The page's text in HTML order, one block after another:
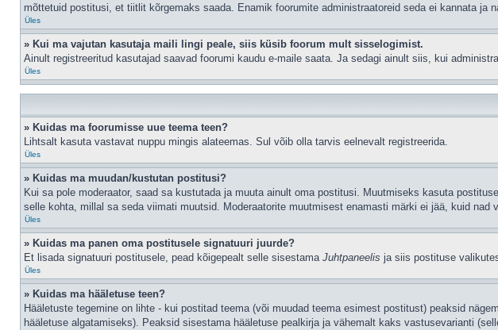
mõttetuid postitusi, et tiitlit kõrgemaks saada. Enamik foorumite administraatoreid seda ei kannata ja
Üles
» Kui ma vajutan kasutaja maili lingi peale, siis küsib foorum mult sisselogimist.
Ainult registreeritud kasutajad saavad foorumi kaudu e-maile saata. Ja sedagi ainult siis, kui
Üles
» Kuidas ma foorumisse uue teema teen?
Lihtsalt kasuta vastavat nuppu mingis alateemas. Sul võib olla tarvis eelnevalt registreerida.
Üles
» Kuidas ma muudan/kustutan postitusi?
Kui sa pole moderaator, saad sa kustutada ja muuta ainult oma postitusi. Muutmiseks kasuta
selle kohta, millal sa seda viimati muutsid. Moderaatorite muutmisest enamasti märki ei jää, kuid nad
Üles
» Kuidas ma panen oma postitusele signatuuri juurde?
Et lisada signatuuri postitusele, pead kõigepealt selle sisestama Juhtpaneelis ja siis postituse
Üles
» Kuidas ma hääletuse teen?
Hääletuste tegemine on lihte - kui postitad teema (või muudad teema esimest postitust) peaksid
hääletuse algatamiseks). Peaksid sisestama hääletuse pealkirja ja vähemalt kaks vastusevarianti